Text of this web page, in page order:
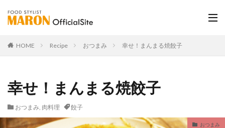
HOME Recipe おつまみ 幸せ！まんまる焼餃子
幸せ！まんまる焼餃子
おつまみ, 肉料理 餃子
おつまみ